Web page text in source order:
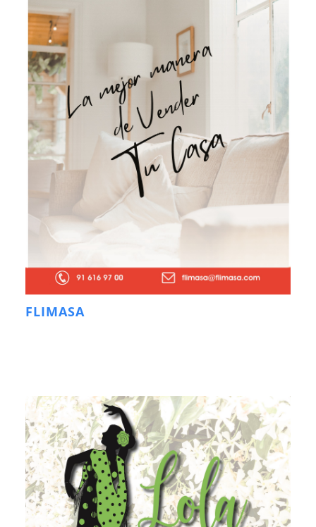
FLIMASA